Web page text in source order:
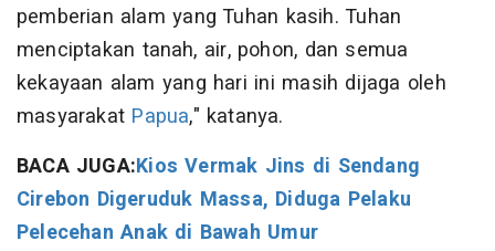
pemberian alam yang Tuhan kasih. Tuhan
menciptakan tanah, air, pohon, dan semua
kekayaan alam yang hari ini masih dijaga oleh
masyarakat Papua," katanya.
BACA JUGA:Kios Vermak Jins di Sendang
Cirebon Digeruduk Massa, Diduga Pelaku
Pelecehan Anak di Bawah Umur